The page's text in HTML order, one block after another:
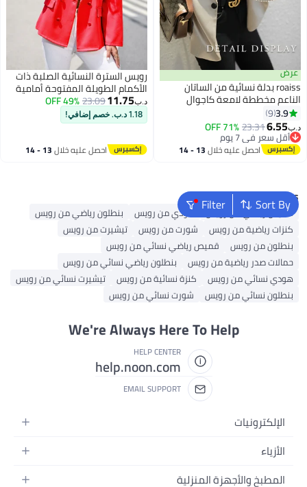
4
عرض
roaiss بدلة نسائية من الساتان
الناعم مخططة لامعة كاجوال
بأكمام طويلة
3.9
9
د.ب‏6.55
23.31
71% OFF
أقل سعر في 7 يوم
أقل سعر في 7 يوماحصل عليه خلال 13 - 14
رويس السترة النسائية الصلبة ذات
الأكمام الطويلة المفتوحة أمامية
غير رسمية السترة المريحة والقابلة
للتنفس مع جيب للأعمال مكتب
العمل أثناء السفر ارتداء الأحمر
د.ب‏11.75
23.09
49% OFF
1.18 د.ب. خصم إضافي!
احصل عليه خلال 13 - 14
Sort By
FilterPopular Searches
قميص رياضي من رويس هودي من رويس
بنطلون رياضي من رويس
كنزات رياضية من رويس
شورت من رويس
تيشيرت من رويس
بنطلون من رويس
قميص رياضي نسائي من رويس
حمالات صدر رياضية من رويس
بنطلون رياضي نسائي من رويس
هودي نسائي من رويس
كنزة نسائية من رويس
تيشيرت نسائي من رويس
بنطلون نسائي من رويس
شورت نسائي من رويس
We're Always Here To Help
HELP CENTER
help.noon.com
EMAIL SUPPORT
الإلكترونيات
الجوالات
الأزياء
أزياء نسائية
المطبخ والأجهزة المنزلية